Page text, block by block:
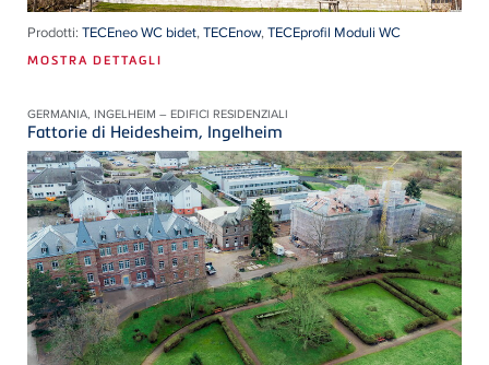
Prodotti: TECEneo WC bidet,TECEnow,TECEprofil Moduli WC
MOSTRA DETTAGLI
GERMANIA, INGELHEIM – EDIFICI RESIDENZIALI
Fattorie di Heidesheim, Ingelheim